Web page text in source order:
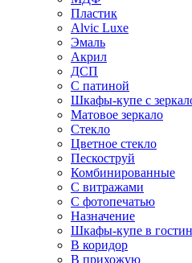
Пластик
Alvic Luxe
Эмаль
Акрил
ДСП
С патиной
Шкафы-купе с
Матовое зеркало
Стекло
Цветное стекло
Пескоструй
Комбинированные
С витражами
С фотопечатью
Назначение
Шкафы-купе в
В коридор
В прихожую